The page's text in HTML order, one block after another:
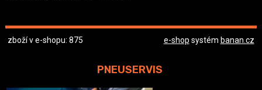
zboží v e-shopu: 875 e-shop systém banan.cz
PNEUSERVIS